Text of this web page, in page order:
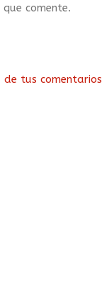
comente.
de tus comentarios